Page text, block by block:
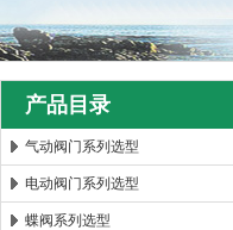
郑州森玛自控阀门
产品目录
气动阀门系列选型
电动阀门系列选型
蝶阀系列选型